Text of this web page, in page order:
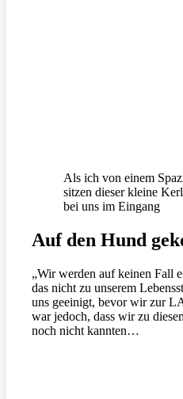
Als ich von einem
sitzen dieser kleine
bei uns im Eingang
Auf den Hund
„Wir werden auf keinen Fall
das nicht zu unserem
uns geeinigt, bevor wir zur
war jedoch, dass wir zu
noch nicht kannten…